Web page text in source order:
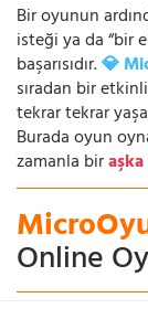
Bir oyunun
isteği ya da “bir
başarısıdır.💎
sıradan bir
tekrar tekrar
Burada oyun
zamanla bir
Online